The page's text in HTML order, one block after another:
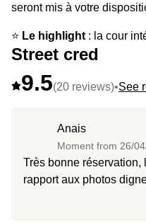
seront mis à votre
⭐️ Le highlight : la cour
pour flâner avant de filer.
Street cred
9.5(20 reviews)•See
Anais
Moment from 26/
Très bonne réservation,
rapport aux photos
étoiles, on reviendra